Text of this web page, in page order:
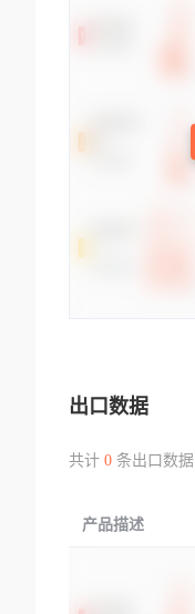
出口数据
共计 0条出口数据
产品描述